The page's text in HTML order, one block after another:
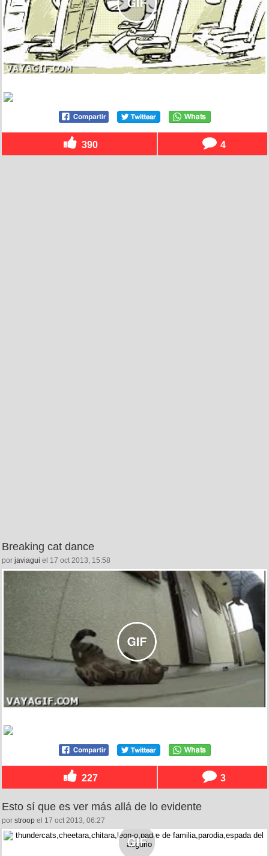
390 4
Breaking cat dance
por javiagui el 17 oct 2013, 15:58
227 3
Esto sí que es ver más allá de lo evidente
por stroop el 17 oct 2013, 06:27